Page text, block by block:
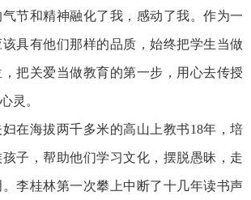
节和精神融化了我，感动了我。作为一
具有他们那样的品质，始终把学生当做
把关爱当做教育的第一步，用心去传授
灵。
在海拔两千多米的高山上教书18年，培
子，帮助他们学习文化，摆脱愚昧，走
李桂林第一次攀上中断了十几年读书声